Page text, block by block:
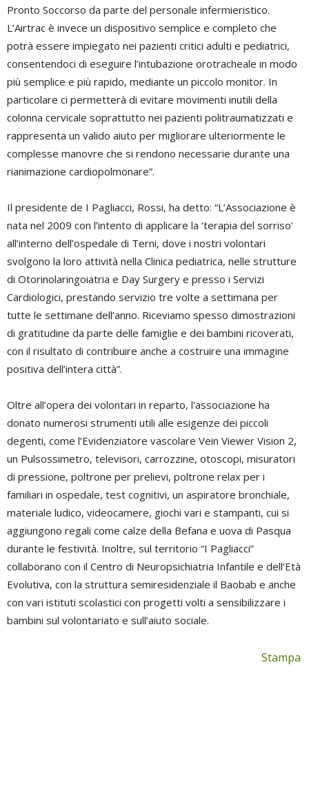
Pronto Soccorso da parte del personale infermieristico.
L’Airtrac è invece un dispositivo semplice e completo che
potrà essere impiegato nei pazienti critici adulti e pediatrici,
consentendoci di eseguire l’intubazione orotracheale in modo
più semplice e più rapido, mediante un piccolo monitor. In
particolare ci permetterà di evitare movimenti inutili della
colonna cervicale soprattutto nei pazienti politraumatizzati e
rappresenta un valido aiuto per migliorare ulteriormente le
complesse manovre che si rendono necessarie durante una
rianimazione cardiopolmonare”.
Il presidente de I Pagliacci, Rossi, ha detto: “L’Associazione è
nata nel 2009 con l’intento di applicare la ‘terapia del sorriso’
all’interno dell’ospedale di Terni, dove i nostri volontari
svolgono la loro attività nella Clinica pediatrica, nelle strutture
di Otorinolaringoiatria e Day Surgery e presso i Servizi
Cardiologici, prestando servizio tre volte a settimana per
tutte le settimane dell’anno. Riceviamo spesso dimostrazioni
di gratitudine da parte delle famiglie e dei bambini ricoverati,
con il risultato di contribuire anche a costruire una immagine
positiva dell’intera città”.
Oltre all’opera dei volontari in reparto, l’associazione ha
donato numerosi strumenti utili alle esigenze dei piccoli
degenti, come l’Evidenziatore vascolare Vein Viewer Vision 2,
un Pulsossimetro, televisori, carrozzine, otoscopi, misuratori
di pressione, poltrone per prelievi, poltrone relax per i
familiari in ospedale, test cognitivi, un aspiratore bronchiale,
materiale ludico, videocamere, giochi vari e stampanti, cui si
aggiungono regali come calze della Befana e uova di Pasqua
durante le festività. Inoltre, sul territorio “I Pagliacci”
collaborano con il Centro di Neuropsichiatria Infantile e dell’Età
Evolutiva, con la struttura semiresidenziale il Baobab e anche
con vari istituti scolastici con progetti volti a sensibilizzare i
bambini sul volontariato e sull’aiuto sociale.
Stampa